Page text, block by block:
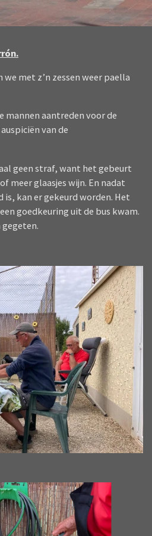
met z’n zessen weer paella
mannen aantreden voor de
van de
geen straf, want het gebeurt
meer glaasjes wijn. En nadat
is, kan er gekeurd worden. Het
goedkeuring uit de bus kwam.
gegeten.